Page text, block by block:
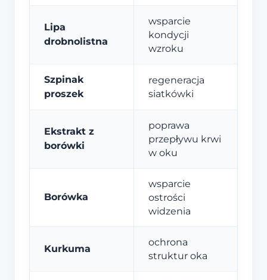
Lipa
drobnolistna
wsparcie
kondycji
wzroku
Szpinak
proszek
regeneracja
siatkówki
Ekstrakt z
borówki
poprawa
przepływu krwi
w oku
Borówka
wsparcie
ostrości
widzenia
Kurkuma
ochrona
struktur oka